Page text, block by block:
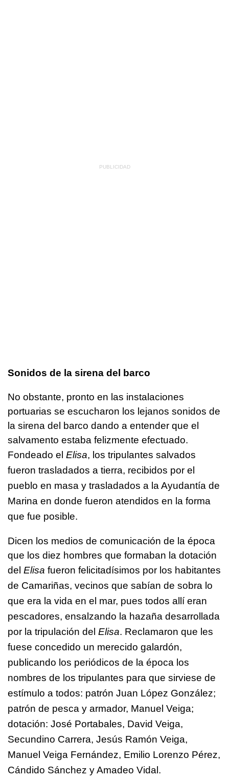
Sonidos de la sirena del barco
No obstante, pronto en las instalaciones
portuarias se escucharon los lejanos sonidos de
la sirena del barco dando a entender que el
salvamento estaba felizmente efectuado.
Fondeado el Elisa, los tripulantes salvados
fueron trasladados a tierra, recibidos por el
pueblo en masa y trasladados a la Ayudantía de
Marina en donde fueron atendidos en la forma
que fue posible.
Dicen los medios de comunicación de la época
que los diez hombres que formaban la dotación
del Elisa fueron felicitadísimos por los habitantes
de Camariñas, vecinos que sabían de sobra lo
que era la vida en el mar, pues todos allí eran
pescadores, ensalzando la hazaña desarrollada
por la tripulación del Elisa. Reclamaron que les
fuese concedido un merecido galardón,
publicando los periódicos de la época los
nombres de los tripulantes para que sirviese de
estímulo a todos: patrón Juan López González;
patrón de pesca y armador, Manuel Veiga;
dotación: José Portabales, David Veiga,
Secundino Carrera, Jesús Ramón Veiga,
Manuel Veiga Fernández, Emilio Lorenzo Pérez,
Cándido Sánchez y Amadeo Vidal.